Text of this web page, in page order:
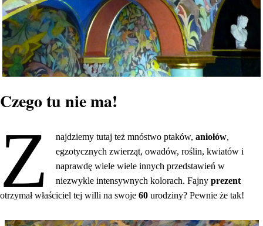
Czego tu nie ma!
Z najdziemy tutaj też mnóstwo ptaków,aniołów,
egzotycznych zwierząt, owadów, roślin, kwiatów i
naprawdę wiele wiele innych przedstawień w
niezwykle intensywnych kolorach. Fajnyprezent
otrzymał właściciel tej willi na swoje 60 urodziny? Pewnie że tak!